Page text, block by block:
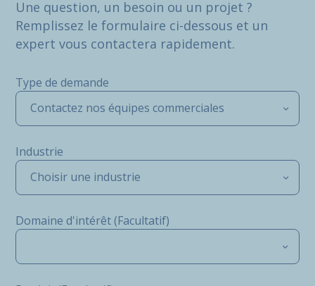
Une question, un besoin ou un projet ?
Remplissez le formulaire ci-dessous et un
expert vous contactera rapidement.
Type de demande
Contactez nos équipes commerciales
Industrie
Choisir une industrie
Domaine d'intérêt (Facultatif)